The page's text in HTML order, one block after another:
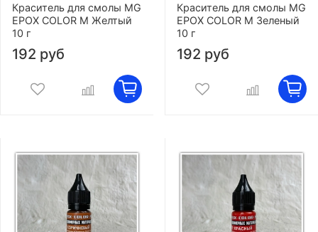
Краситель для смолы MG
EPOX COLOR M Желтый
10 г
192 руб
Краситель для смолы MG
EPOX COLOR M Зеленый
10 г
192 руб